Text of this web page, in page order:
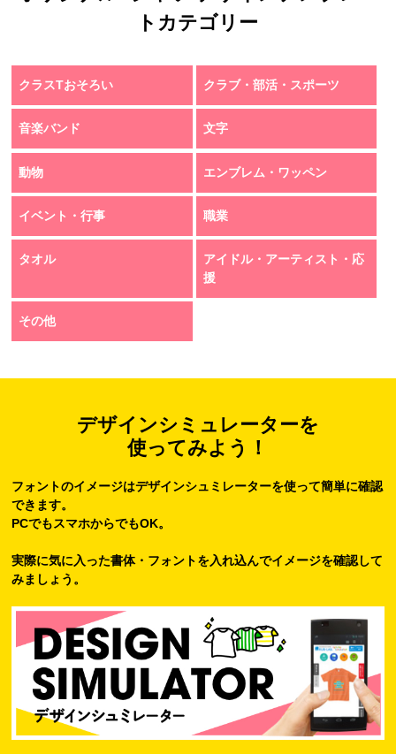
トカテゴリー
クラスTおそろい クラブ・部活・スポーツ
音楽バンド 文字
動物 エンブレム・ワッペン
イベント・行事 職業
タオル
アイドル・アーティスト・応
援
その他
デザインシミュレーターを
使ってみよう！
フォントのイメージはデザインシュミレーターを使って簡単に確認
できます。
PCでもスマホからでもOK。
実際に気に入った書体・フォントを入れ込んでイメージを確認して
みましょう。